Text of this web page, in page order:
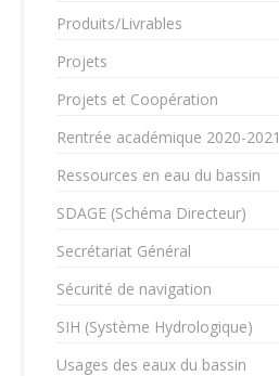
Produits/Livrables
Projets
Projets et Coopération
Rentrée académique 2020-2021
Ressources en eau du bassin
SDAGE (Schéma Directeur)
Secrétariat Général
Sécurité de navigation
SIH (Système Hydrologique)
Usages des eaux du bassin